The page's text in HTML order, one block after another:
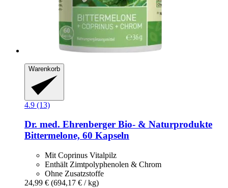
Warenkorb
4.9 (13)
Dr. med. Ehrenberger Bio- & Naturprodukte
Bittermelone, 60 Kapseln
Mit Coprinus Vitalpilz
Enthält Zimtpolyphenolen & Chrom
Ohne Zusatzstoffe
24,99 € (694,17 € / kg)